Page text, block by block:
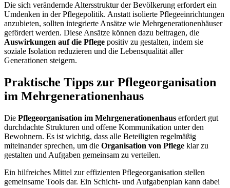
Die sich verändernde Altersstruktur der Bevölkerung erfordert ein
Umdenken in der Pflegepolitik. Anstatt isolierte Pflegeeinrichtungen
anzubieten, sollten integrierte Ansätze wie Mehrgenerationenhäuser
gefördert werden. Diese Ansätze können dazu beitragen, die
Auswirkungen auf die Pflege positiv zu gestalten, indem sie
soziale Isolation reduzieren und die Lebensqualität aller
Generationen steigern.
Praktische Tipps zur Pflegeorganisation
im Mehrgenerationenhaus
Die Pflegeorganisation im Mehrgenerationenhaus erfordert gut
durchdachte Strukturen und offene Kommunikation unter den
Bewohnern. Es ist wichtig, dass alle Beteiligten regelmäßig
miteinander sprechen, um die Organisation von Pflege klar zu
gestalten und Aufgaben gemeinsam zu verteilen.
Ein hilfreiches Mittel zur effizienten Pflegeorganisation stellen
gemeinsame Tools dar. Ein Schicht- und Aufgabenplan kann dabei